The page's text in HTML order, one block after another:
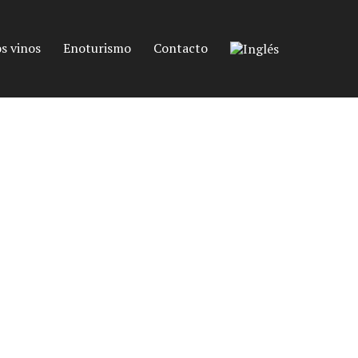
vinos Enoturismo Contacto